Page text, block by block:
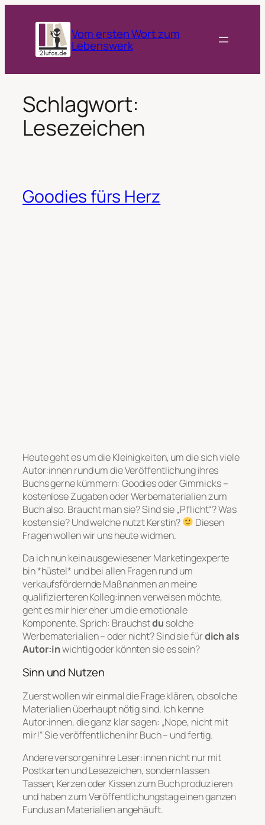
Vom ersten Wort zum
Lebenswerk
Schlagwort:
Lesezeichen
Goodies fürs Herz
Heute geht es um die Kleinigkeiten, um die sich viele
Autor:innen rund um die Veröffentlichung ihres
Buchs gerne kümmern: Goodies oder Gimmicks –
kostenlose Zugaben oder Werbematerialien zum
Buch also. Braucht man sie? Sind sie „Pflicht“? Was
kosten sie? Und welche nutzt Kerstin?
Diesen
Fragen wollen wir uns heute widmen.
Da ich nun kein ausgewiesener Marketingexperte
bin *hüstel* und bei allen Fragen rund um
verkaufsfördernde Maßnahmen an meine
qualifizierteren Kolleg:innen verweisen möchte,
geht es mir hier eher um die emotionale
Komponente. Sprich: Brauchstdu solche
Werbematerialien – oder nicht? Sind sie fürdich als
Autor:inwichtig oder könnten sie es sein?
Sinn und Nutzen
Zuerst wollen wir einmal die Frage klären, ob solche
Materialien überhaupt nötig sind. Ich kenne
Autor:innen, die ganz klar sagen: „Nope, nicht mit
mir!“ Sie veröffentlichen ihr Buch – und fertig.
Andere versorgen ihre Leser:innen nicht nur mit
Postkarten und Lesezeichen, sondern lassen
Tassen, Kerzen oder Kissen zum Buch produzieren
und haben zum Veröffentlichungstag einen ganzen
Fundus an Materialien angehäuft.